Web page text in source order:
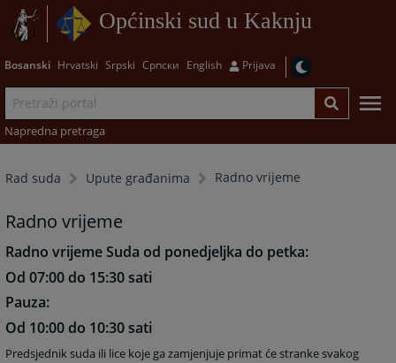
Općinski sud u Kaknju
Bosanski Hrvatski Srpski Српски English Prijava
Napredna pretraga
Rad suda Upute građanima Radno vrijeme
Radno vrijeme
Radno vrijeme Suda od ponedjeljka do petka:
Od 07:00 do 15:30 sati
Pauza:
Od 10:00 do 10:30 sati
Predsjednik suda ili lice koje ga zamjenjuje primat će stranke svakog